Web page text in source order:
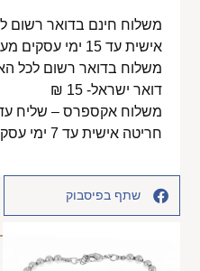
משלוח חינם בדואר רשום
אישית עד 15 ימי עסקים מעל 350 ₪
דואר ישראל- 15 ₪
משלוח אקספרס – שליח
חריטה אישית עד 7 ימי עסקים- 40 ₪
שתף בפיסבוק